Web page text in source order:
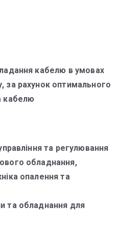
кабелю в умовах
рахунок оптимального
кабелю
та регулювання
обладнання,
опалення та
та обладнання для